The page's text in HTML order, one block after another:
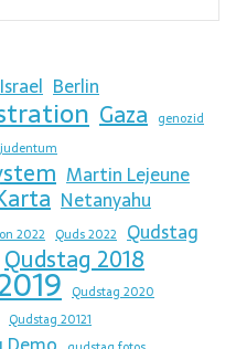
Berlin
Gaza genozid
judentum
Martin Lejeune
Netanyahu
2022 Quds 2022
Qudstag
Qudstag 2018
Qudstag 2020
Qudstag 20121